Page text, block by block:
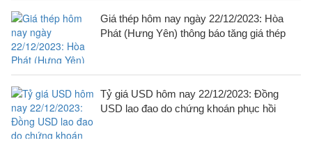
Giá thép hôm nay ngày 22/12/2023: Hòa
Phát (Hưng Yên) thông báo tăng giá thép
Tỷ giá USD hôm nay 22/12/2023: Đồng
USD lao đao do chứng khoán phục hồi